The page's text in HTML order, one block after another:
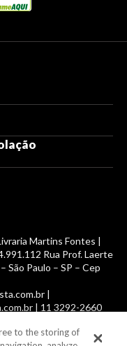
Martins Fontes |
Rua Prof. Laerte
São Paulo – SP – Cep
|
| 11 3292-2660
e importados,
to the storing of